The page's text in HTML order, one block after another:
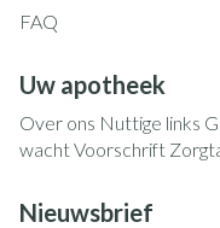
FAQ
Uw apotheek
Over ons Nuttige links
wachtVoorschrift
Nieuwsbrief